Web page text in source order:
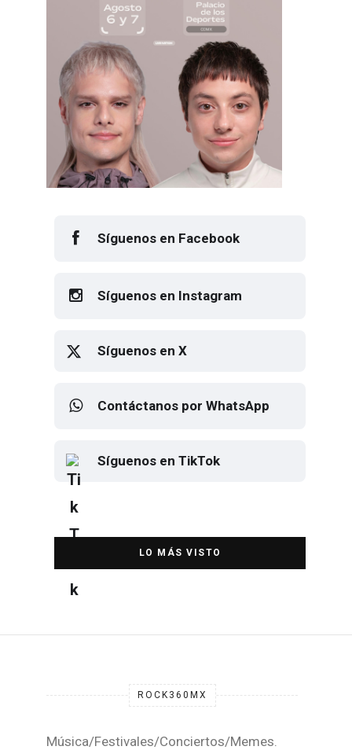
Síguenos en Facebook
Síguenos en Instagram
Síguenos en X
Contáctanos por WhatsApp
Síguenos en TikTok
DESTACADA
Elton John regresa a CDMX para
despedirse en el Estadio Banorte
ROCK360MX
Música/Festivales/Conciertos/Memes.